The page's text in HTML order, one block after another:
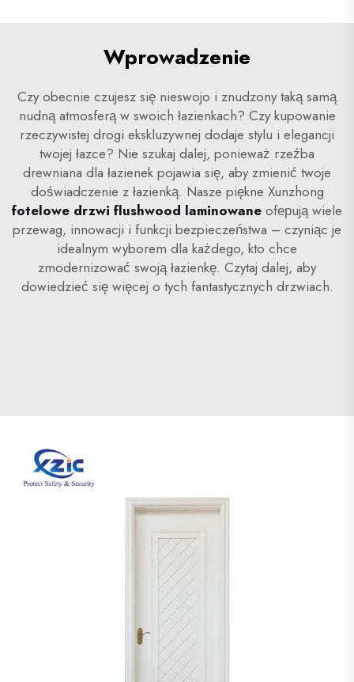
Wprowadzenie
Czy obecnie czujesz się nieswojo i znudzony taką samą
nudną atmosferą w swoich łazienkach? Czy kupowanie
rzeczywistej drogi ekskluzywnej dodaje stylu i elegancji
twojej łazce? Nie szukaj dalej, ponieważ rzeźba
drewniana dla łazienek pojawia się, aby zmienić twoje
doświadczenie z łazienką. Nasze piękne Xunzhong
fotelowe drzwi flushwood laminowane ofерują wiele
przewag, innowacji i funkcji bezpieczeństwa – czyniąc je
idealnym wyborem dla każdego, kto chce
zmodernizować swoją łazienkę. Czytaj dalej, aby
dowiedzieć się więcej o tych fantastycznych drzwiach.